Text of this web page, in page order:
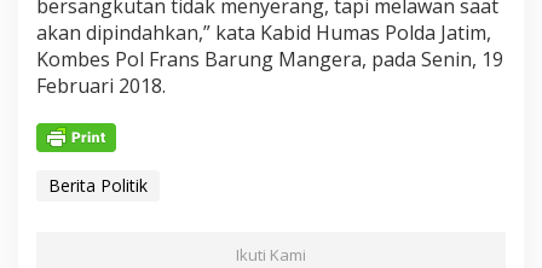
bersangkutan tidak menyerang, tapi melawan saat
akan dipindahkan,” kata Kabid Humas Polda Jatim,
Kombes Pol Frans Barung Mangera, pada Senin, 19
Februari 2018.
Berita Politik
Ikuti Kami